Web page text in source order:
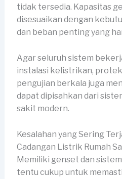
tidak tersedia. Kapasitas
disesuaikan dengan
dan beban penting yang
Agar seluruh sistem
instalasi kelistrikan,
pengujian berkala juga
dapat dipisahkan dari
sakit modern.
Kesalahan yang Sering
Cadangan Listrik Rumah
Memiliki genset dan
tentu cukup untuk